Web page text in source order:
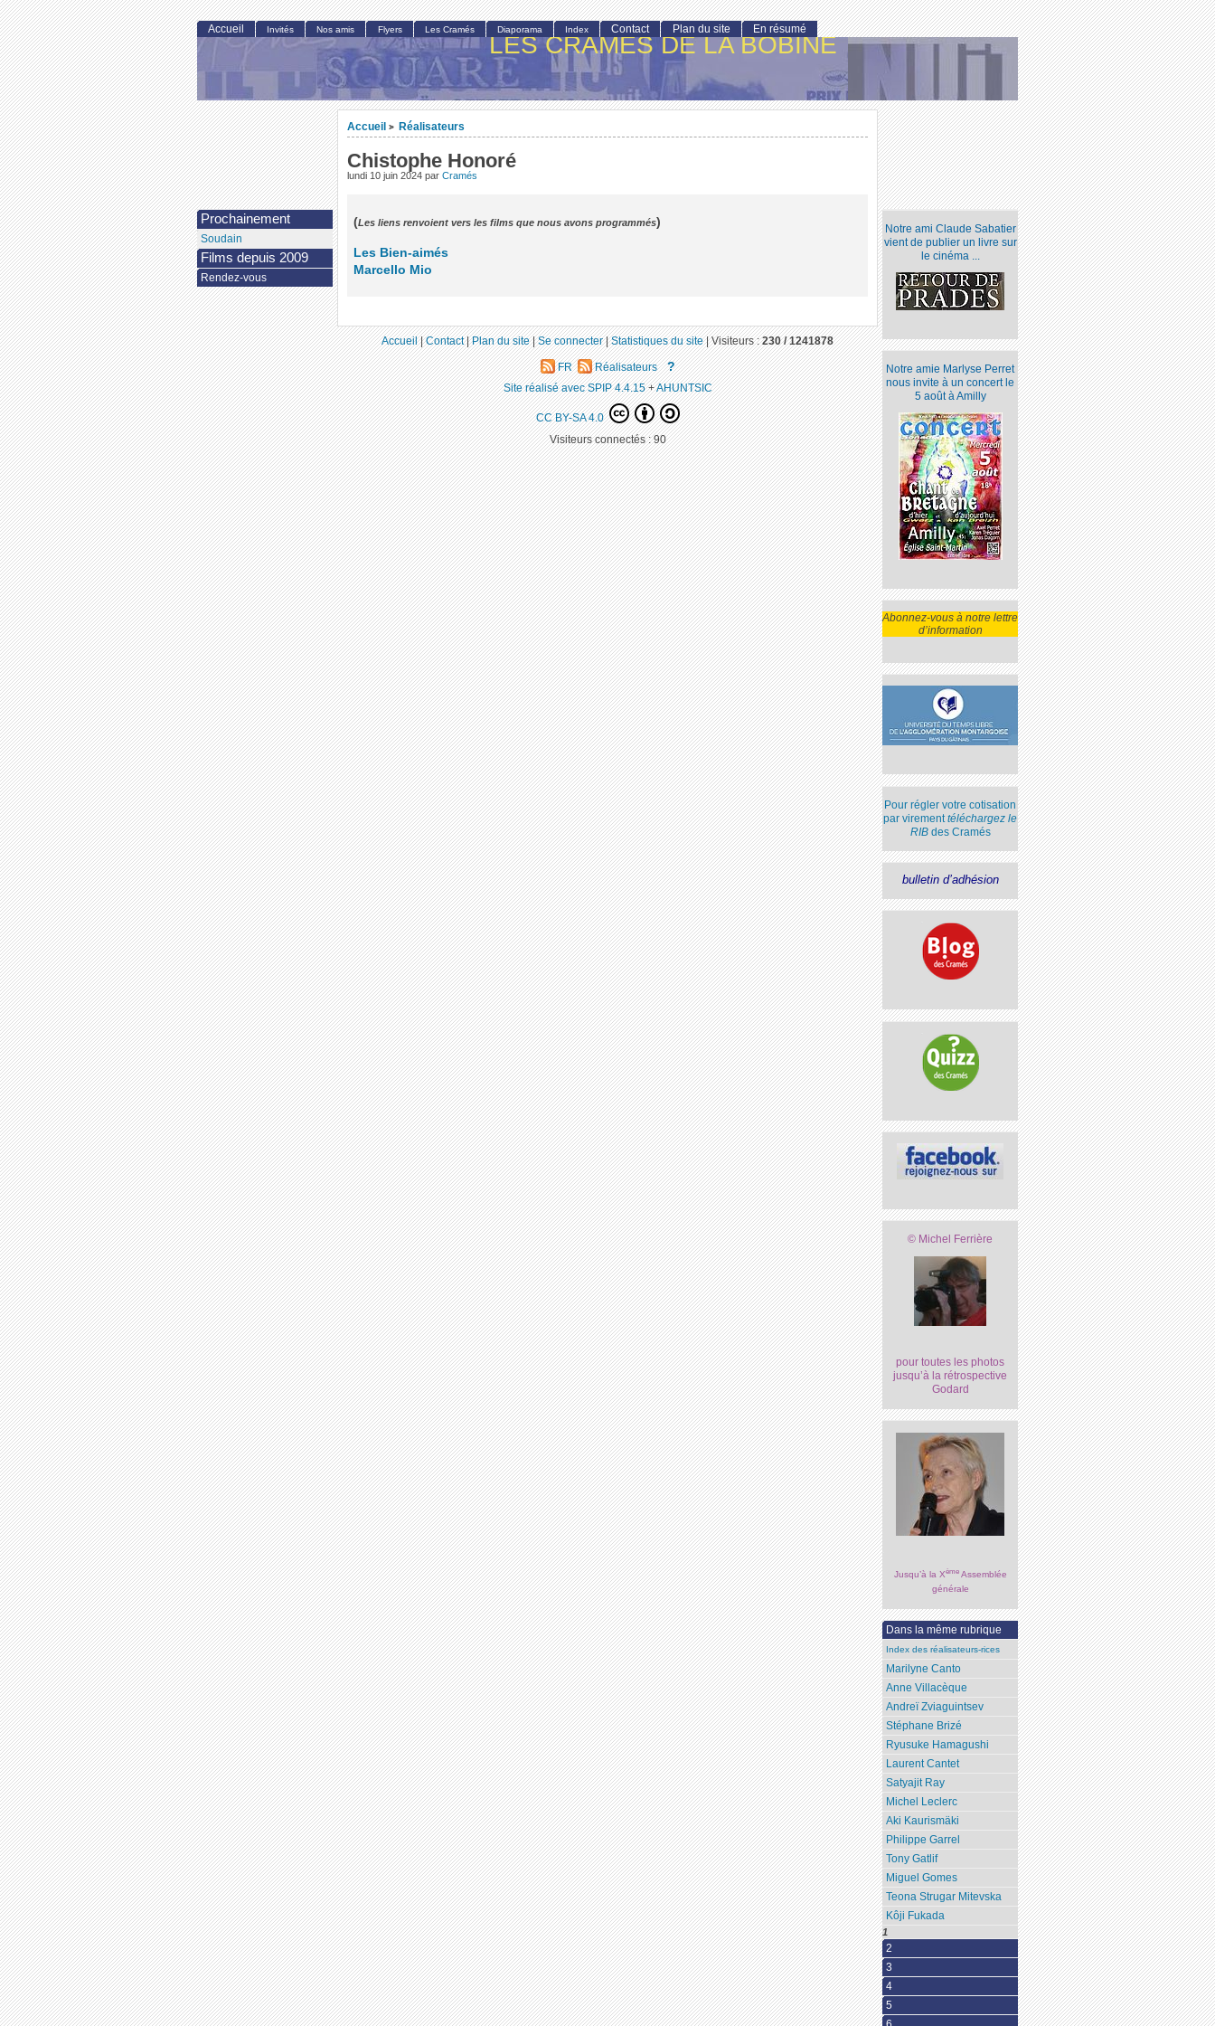
LES CRAMÉS DE LA BOBINE
Accueil > Réalisateurs
Chistophe Honoré
lundi 10 juin 2024 par Cramés
(Les liens renvoient vers les films que nous avons programmés)
Les Bien-aimés
Marcello Mio
Notre ami Claude Sabatier
vient de publier un livre sur
le cinéma ...
Notre amie Marlyse Perret
nous invite à un concert le
5 août à Amilly
Abonnez-vous à notre lettre
d’information
Pour régler votre cotisation
par virementtéléchargez le
RIBdes Cramés
bulletin d’adhésion
© Michel Ferrière
pour toutes les photos
jusqu’à la rétrospective
Godard
Jusqu’à la XèmeAssemblée
générale
Dans la même rubrique
Index des réalisateurs-rices
Marilyne Canto
Anne Villacèque
Andreï Zviaguintsev
Stéphane Brizé
Ryusuke Hamagushi
Laurent Cantet
Satyajit Ray
Michel Leclerc
Aki Kaurismäki
Philippe Garrel
Tony Gatlif
Miguel Gomes
Teona Strugar Mitevska
Kôji Fukada
1
2
3
4
5
Accueil Invités Nos amis Flyers Les Cramés Diaporama Index Contact Plan du site En résumé
Prochainement
Soudain
Films depuis 2009
Rendez-vous
Accueil|Contact|Plan du site|Se connecter|Statistiques du site|Visiteurs :230 / 1241878
FR Réalisateurs ?
Site réalisé avec SPIP 4.4.15+AHUNTSIC
CC BY-SA 4.0
Visiteurs connectés :90